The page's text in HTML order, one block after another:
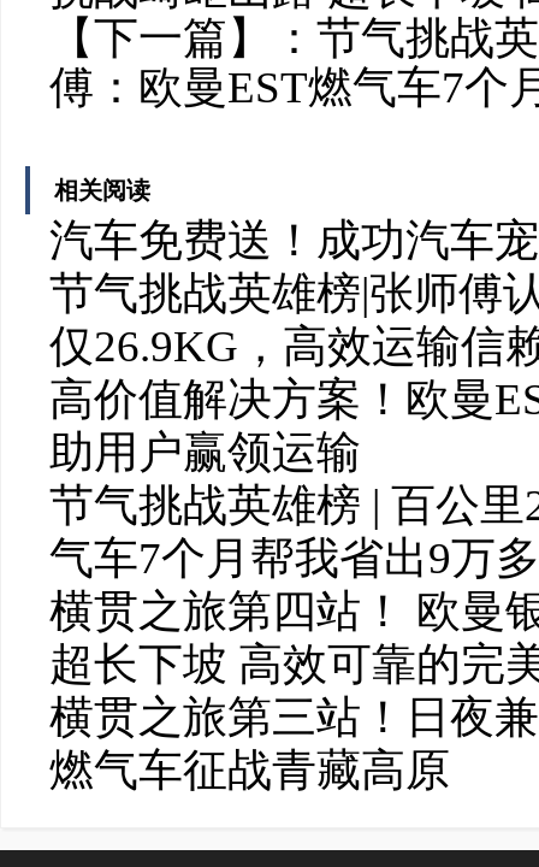
【下一篇】： 节气挑战
傅：欧曼EST燃气车7个
相关阅读
汽车免费送！成功汽车
节气挑战英雄榜|张师傅
仅26.9KG，高效运输信
高价值解决方案！欧曼
助用户赢领运输
节气挑战英雄榜 | 百公
气车7个月帮我省出9万
横贯之旅第四站！ 欧曼
超长下坡 高效可靠的完
横贯之旅第三站！日夜
燃气车征战青藏高原